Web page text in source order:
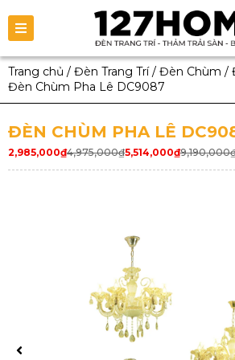
Trang chủ / Đèn Trang Trí/ Đèn Chùm /
Đèn Chùm Pha Lê DC9087
ĐÈN CHÙM PHA LÊ
4,975,000₫
2,985,000₫ 9,190,000
5,514,000₫